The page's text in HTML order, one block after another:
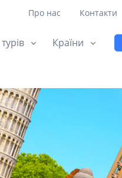
Про нас Контакти
Країни